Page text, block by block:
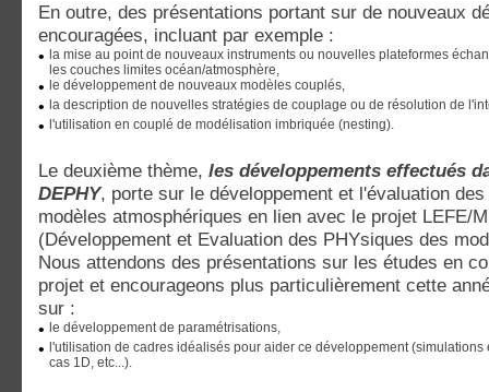
En outre, des présentations portant sur de nouveaux
encouragées, incluant par exemple :
• la mise au point de nouveaux instruments ou nouvelles plateformes
les couches limites océan/atmosphère,
• le développement de nouveaux modèles couplés,
• la description de nouvelles stratégies de couplage ou de résolution de
• l'utilisation en couplé de modélisation imbriquée (nesting).
Le deuxième thème, les développements effectués
DEPHY, porte sur le développement et l'évaluation
modèles atmosphériques en lien avec le projet LEFE/
(Développement et Evaluation des PHYsiques des
Nous attendons des présentations sur les études en
projet et encourageons plus particulièrement cette
sur :
• le développement de paramétrisations,
• l'utilisation de cadres idéalisés pour aider ce développement
cas 1D, etc...).